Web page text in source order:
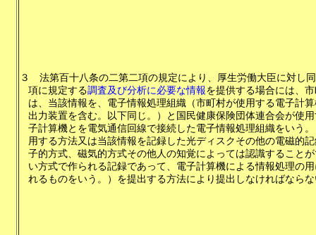
３
法第百十八条の二第二項の規定により、厚生労働大臣に対し
項に規定する調査及び分析に必要な情報を提供する場合には、
は、当該情報を、電子情報処理組織（市町村が使用する電子計
出力装置を含む。以下同じ。）と国民健康保険団体連合会が使
子計算機とを電気通信回線で接続した電子情報処理組織をいう
用する方法又は当該情報を記録した光ディスクその他の電磁的
子的方式、磁気的方式その他人の知覚によっては認識すること
い方式で作られる記録であって、電子計算機による情報処理の
れるものをいう。）を提出する方法により提出しなければなら